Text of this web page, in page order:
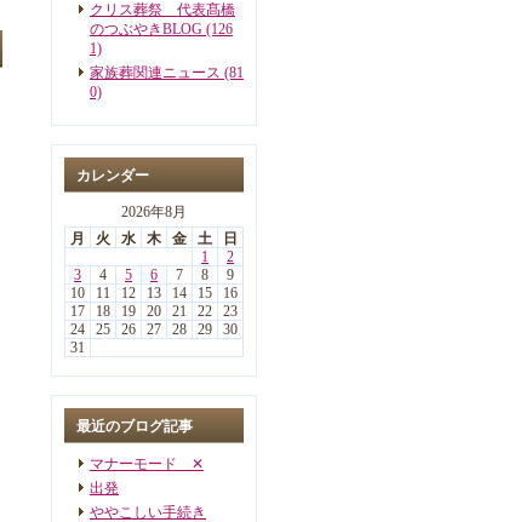
クリス葬祭 代表髙橋
のつぶやきBLOG (126
1)
家族葬関連ニュース (81
0)
カレンダー
2026年8月
月
火 水 木 金 土
日
1
2
3
4 5 6 7 8
9
10
11 12 13 14 15
16
17
18 19 20 21 22
23
24
25 26 27 28 29
30
31
最近のブログ記事
マナーモード ✕
出発
ややこしい手続き